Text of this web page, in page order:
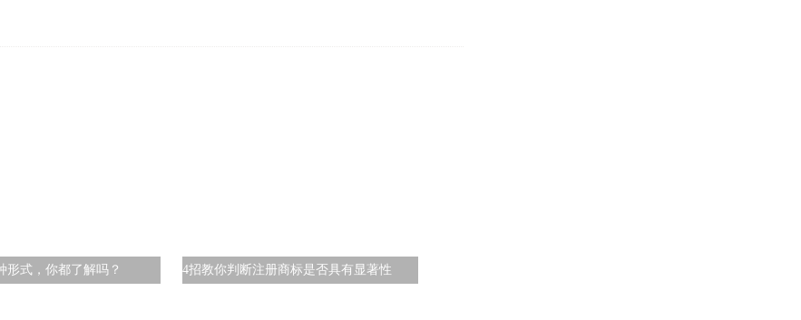
形式，你都了解吗？ 4招教你判断注册商标是否具有显著性